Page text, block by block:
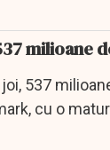
milioane
537
cu o